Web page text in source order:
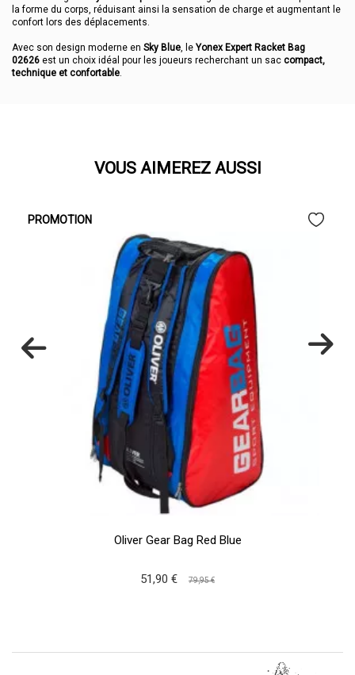
la forme du corps, réduisant ainsi la sensation de charge et augmentant le
confort lors des déplacements.
Avec son design moderne en Sky Blue, le Yonex Expert Racket Bag
02626 est un choix idéal pour les joueurs recherchant un sac compact,
technique et confortable.
VOUS AIMEREZ AUSSI
PROMOTION
Oliver Gear Bag Red Blue
51,90 € 79,95 €